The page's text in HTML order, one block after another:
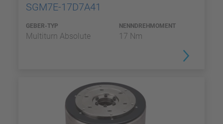
SGM7E-17D7A41
GEBER-TYP
Multiturn Absolute
NENNDREHMOMENT
17 Nm